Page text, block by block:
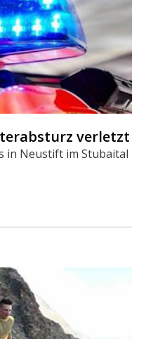
verletzt
Neustift im Stubaital zu